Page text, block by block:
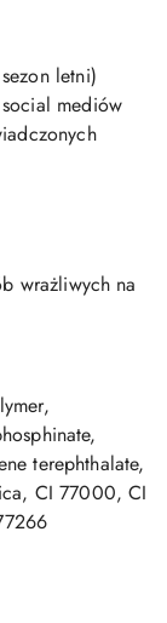
letni)
mediów
wrażliwych na
terephthalate,
CI 77000, CI